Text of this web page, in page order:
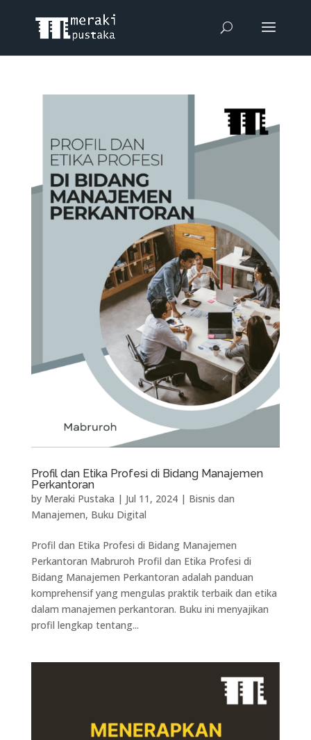
Profil dan Etika Profesi di Bidang Manajemen
Perkantoran
by Meraki Pustaka | Jul 11, 2024| Bisnis dan
Manajemen, Buku Digital
Profil dan Etika Profesi di Bidang Manajemen
Perkantoran Mabruroh Profil dan Etika Profesi di
Bidang Manajemen Perkantoran adalah panduan
komprehensif yang mengulas praktik terbaik dan etika
dalam manajemen perkantoran. Buku ini menyajikan
profil lengkap tentang...